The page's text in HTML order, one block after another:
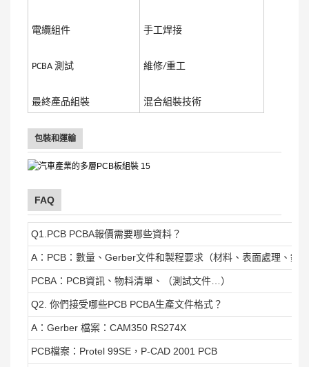
電纜組件
PCBA 測試
最終產品組裝
手工焊接
維修/重工
混合組裝技術
包裝和運輸
FAQ
Q1.PCB PCBA報價需要哪些資料？
A：PCB：數量、Gerber文件和製程要求（材料、表面處理、銅
PCBA：PCB資訊、物料清單、（測試文件…）
Q2. 你們接受哪些PCB PCBA生產文件格式？
A：Gerber 檔案：CAM350 RS274X
PCB檔案：Protel 99SE，P-CAD 2001 PCB